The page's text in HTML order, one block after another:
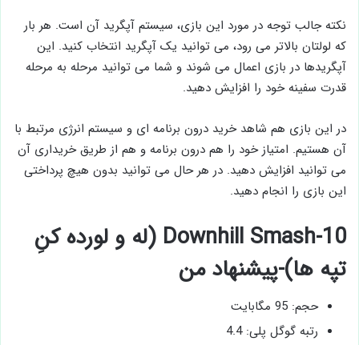
نکته جالب توجه در مورد این بازی، سیستم آپگرید آن است. هر بار
که لولتان بالاتر می رود، می توانید یک آپگرید انتخاب کنید. این
آپگریدها در بازی اعمال می شوند و شما می توانید مرحله به مرحله
قدرت سفینه خود را افزایش دهید.
در این بازی هم شاهد خرید درون برنامه ای و سیستم انرژی مرتبط با
آن هستیم. امتیاز خود را هم درون برنامه و هم از طریق خریداری آن
می توانید افزایش دهید. در هر حال می توانید بدون هیچ پرداختی
این بازی را انجام دهید.
10-Downhill Smash (له و لورده کنِ
تپه ها)-پیشنهاد من
حجم: 95 مگابایت
رتبه گوگل پلی: 4.4